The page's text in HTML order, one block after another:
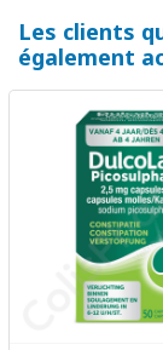
Les clients
également